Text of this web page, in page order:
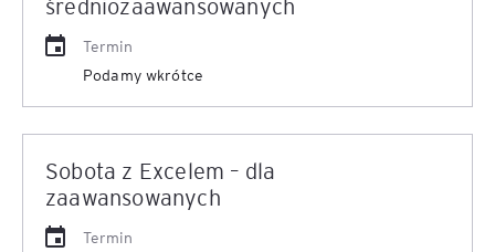
Termin
Podamy wkrótce
Sobota z Excelem – dla
zaawansowanych
Termin